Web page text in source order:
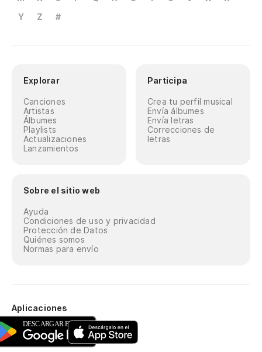
Y
Z #
Explorar
Canciones
Artistas
Álbumes
Playlists
Actualizaciones
Lanzamientos
Participa
Crea tu perfil musical
Envía álbumes
Envía letras
Correcciones de
letras
Sobre el sitio web
Ayuda
Condiciones de uso y privacidad
Protección de Datos
Quiénes somos
Normas para envío
Aplicaciones